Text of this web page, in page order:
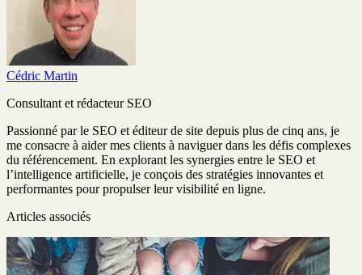
Cédric Martin
Consultant et rédacteur SEO
Passionné par le SEO et éditeur de site depuis plus de cinq ans, je
me consacre à aider mes clients à naviguer dans les défis complexes
du référencement. En explorant les synergies entre le SEO et
l’intelligence artificielle, je conçois des stratégies innovantes et
performantes pour propulser leur visibilité en ligne.
Articles associés